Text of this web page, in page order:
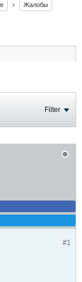
Жалобы
Filter
#1